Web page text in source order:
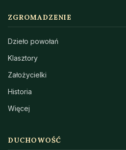
ZGROMADZENIE
Dzieło powołań
Klasztory
Założycielki
Historia
Więcej
DUCHOWOŚĆ